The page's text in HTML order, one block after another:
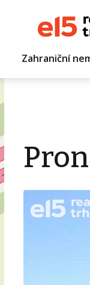
Zahraniční